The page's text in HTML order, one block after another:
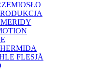
FLESJÅ